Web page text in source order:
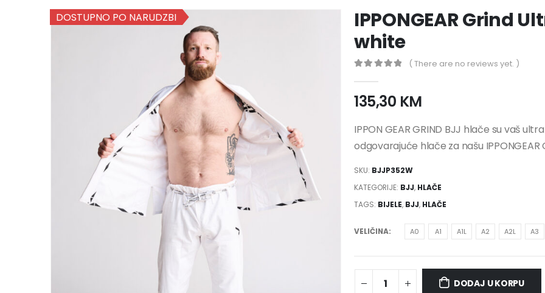
DOSTUPNO PO NARUDZBI
IPPONGEAR Grind
white
( There are no reviews yet. )
135,30 KM
IPPON GEAR GRIND BJJ hlače su vaš
odgovarajuće hlače za našu IPPONGEAR
SKU: BJJP352W
KATEGORIJE: BJJ, HLAČE
TAGS: BIJELE, BJJ, HLAČE
VELIČINA A0 A1 A1L A2 A2L A3
DODAJ U KORPU